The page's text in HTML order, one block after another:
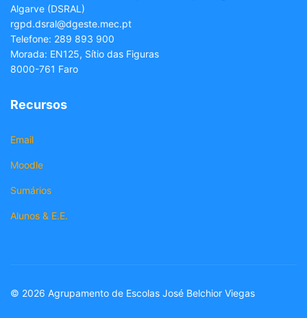
Algarve (DSRAL)
rgpd.dsral@dgeste.mec.pt
Telefone: 289 893 900
Morada: EN125, Sítio das Figuras
8000-761 Faro
Recursos
Email
Moodle
Sumários
Alunos & E.E.
© 2026 Agrupamento de Escolas José Belchior Viegas